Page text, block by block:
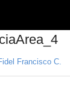
Francisco C.